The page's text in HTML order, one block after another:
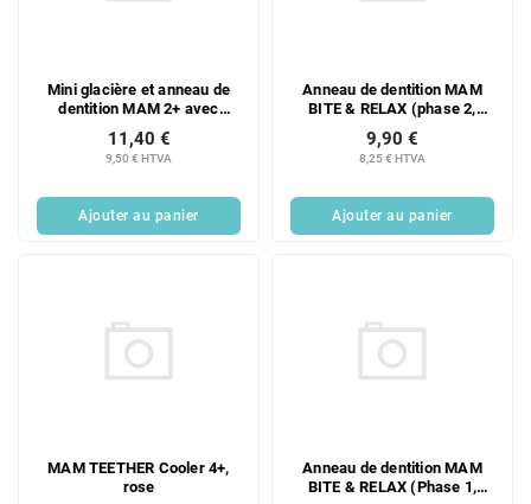
Mini glacière et anneau de
dentition MAM 2+ avec
attache, turquoise
9,50 € HTVA
11,40 €
Ajouter au panier
Anneau de dentition MAM
BITE & RELAX (phase 2,
dents du fond), 4 mois et
plus
8,25 € HTVA
9,90 €
Ajouter au panier
MAM TEETHER Cooler 4+,
rose
Anneau de dentition MAM
BITE & RELAX (Phase 1,